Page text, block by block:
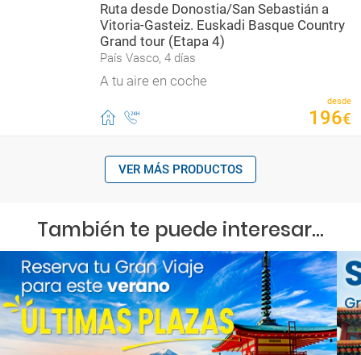
Ruta desde Donostia/San Sebastián a
Vitoria-Gasteiz. Euskadi Basque Country
Grand tour (Etapa 4)
País Vasco, 4 días
A tu aire en coche
desde
196€
VER MÁS PRODUCTOS
También te puede interesar...